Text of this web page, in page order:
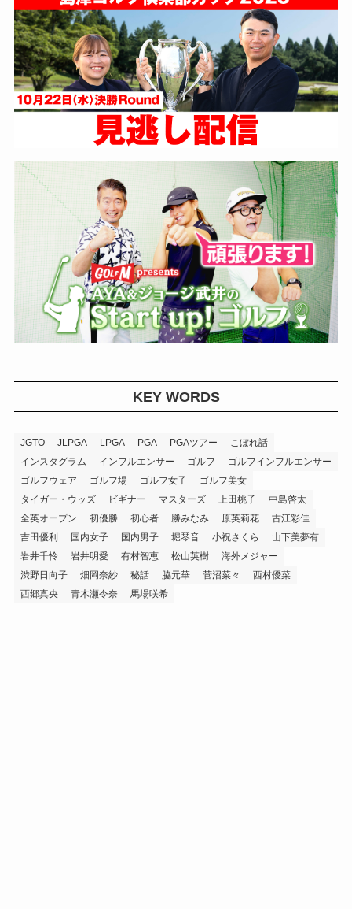
KEY WORDS
JGTO JLPGA LPGA PGA PGAツアー
こぼれ話
インスタグラム
インフルエンサー ゴルフ
ゴルフインフルエンサー
ゴルフウェア
ゴルフ場 ゴルフ女子
ゴルフ美女
タイガー・ウッズ
ビギナー マスターズ 上田桃子
中島啓太
全英オープン
初優勝 初心者 勝みなみ 原英莉花
古江彩佳
吉田優利
国内女子 国内男子 堀琴音 小祝さくら
山下美夢有
岩井千怜
岩井明愛 有村智恵 松山英樹
海外メジャー
渋野日向子
畑岡奈紗 秘話 脇元華 菅沼菜々
西村優菜
西郷真央
青木瀬令奈 馬場咲希